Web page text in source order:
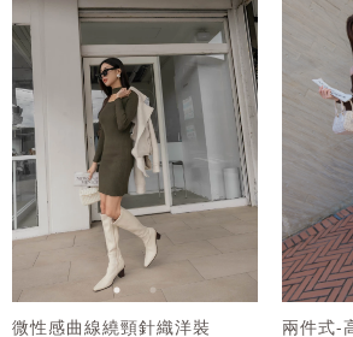
微性感曲線繞頸針織洋裝 兩件式-